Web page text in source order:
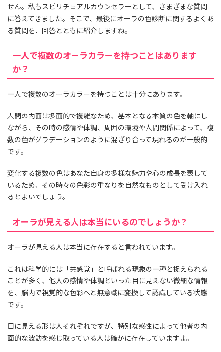
せん。私もスピリチュアルカウンセラーとして、さまざまな質問
に答えてきました。そこで、最後にオーラの色診断に関するよくあ
る質問を、回答とともに紹介しますね。
一人で複数のオーラカラーを持つことはあります
か？
一人で複数のオーラカラーを持つことは十分にあります。
人間の内面は多面的で複雑なため、基本となる本質の色を軸にし
ながら、その時の感情や体調、周囲の環境や人間関係によって、複
数の色がグラデーションのように混ざり合って現れるのが一般的
です。
変化する複数の色はあなた自身の多様な魅力や心の成長を表して
いるため、その時々の色彩の重なりを自然なものとして受け入れ
るとよいでしょう。
オーラが見える人は本当にいるのでしょうか？
オーラが見える人は本当に存在すると言われています。
これは科学的には「共感覚」と呼ばれる現象の一種と捉えられる
ことが多く、他人の感情や体調といった目に見えない微細な情報
を、脳内で視覚的な色彩へと無意識に変換して認識している状態
です。
目に見える形は人それぞれですが、特別な感性によって他者の内
面的な波動を感じ取っている人は確かに存在していますよ。